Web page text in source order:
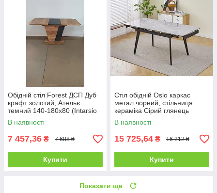
Обідній стіл Forest ДСП Дуб
крафт золотий, Ательє
темний 140-180х80 (Intarsio
TM)
В наявності
7 457,36 ₴ 7 688 ₴
Купити
Стіл обідній Oslo каркас
метал чорний, стільниця
кераміка Сірий глянець
120/180х80 см (Intarsio TM)
В наявності
15 725,64 ₴ 16 212 ₴
Купити
Показати ще